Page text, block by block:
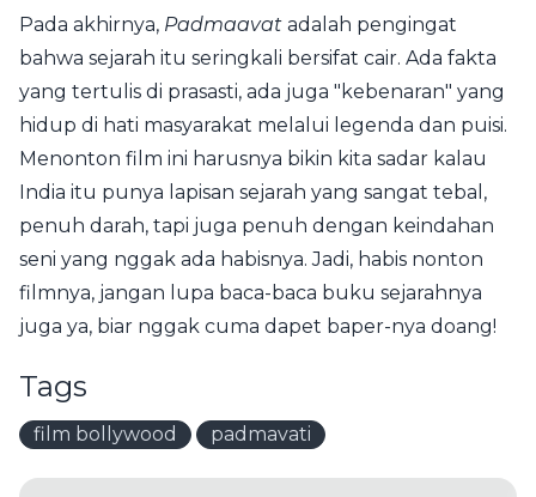
Pada akhirnya, Padmaavat adalah pengingat
bahwa sejarah itu seringkali bersifat cair. Ada fakta
yang tertulis di prasasti, ada juga "kebenaran" yang
hidup di hati masyarakat melalui legenda dan puisi.
Menonton film ini harusnya bikin kita sadar kalau
India itu punya lapisan sejarah yang sangat tebal,
penuh darah, tapi juga penuh dengan keindahan
seni yang nggak ada habisnya. Jadi, habis nonton
filmnya, jangan lupa baca-baca buku sejarahnya
juga ya, biar nggak cuma dapet baper-nya doang!
Tags
film bollywood padmavati